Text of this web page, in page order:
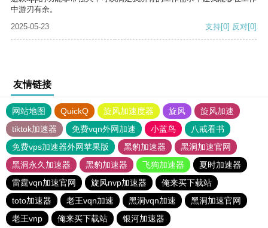
中游刃有余。
2025-05-23
支持[0] 反对[0]
友情链接
网站地图 QuickQ 旋风加速度器 旋风
旋风加速
tiktok加速器
免费vqn外网加速 小蓝鸟
八戒看书
免费vps加速器外网苹果版
黑豹加速器
黑洞加速官网
黑洞永久加速器
黑豹加速器 飞狗加速器
夏时加速器
雷霆vqn加速官网
旋风nvp加速器
俺来买下载站
toto加速器
老王vqn加速 黑洞vqn加速
黑洞加速官网
老王vnp
俺来买下载站 银河加速器